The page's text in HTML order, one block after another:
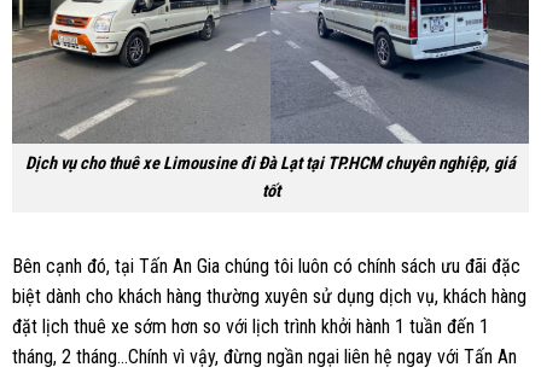
Dịch vụ cho thuê xe Limousine đi Đà Lạt tại TP.HCM chuyên nghiệp, giá
tốt
Bên cạnh đó, tại Tấn An Gia chúng tôi luôn có chính sách ưu đãi đặc
biệt dành cho khách hàng thường xuyên sử dụng dịch vụ, khách hàng
đặt lịch thuê xe sớm hơn so với lịch trình khởi hành 1 tuần đến 1
tháng, 2 tháng…Chính vì vậy, đừng ngần ngại liên hệ ngay với Tấn An